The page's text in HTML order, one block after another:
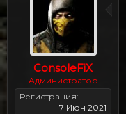
ConsoleFiX
Администратор
Регистрация
7 Июн 2021